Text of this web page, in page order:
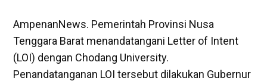
AmpenanNews. Pemerintah Provinsi Nusa
Tenggara Barat menandatangani Letter of Intent
(LOI) dengan Chodang University.
Penandatanganan LOI tersebut dilakukan Gubernur